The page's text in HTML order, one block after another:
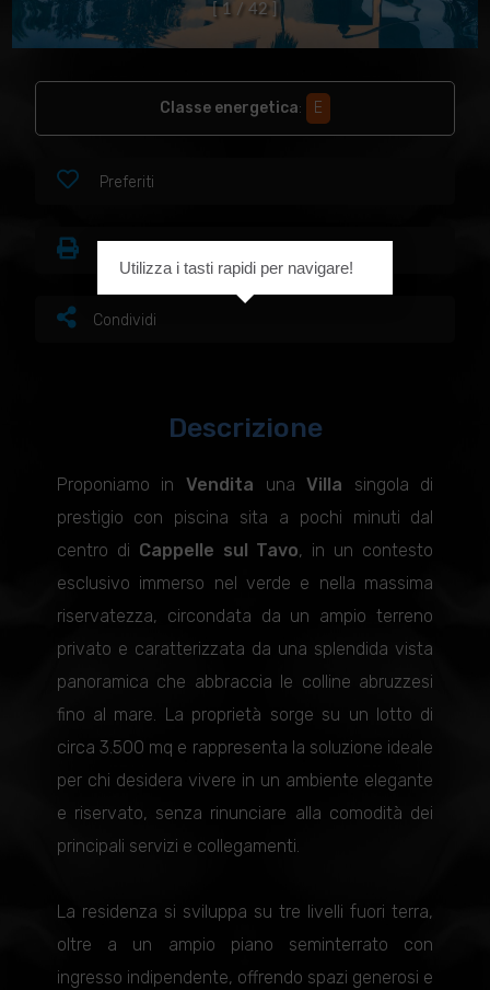
[ 1 / 42
Classe energetica: E
Preferiti
Condividi
Descrizione
Proponiamo in Vendita unaVilla singola di
prestigio con piscina sita a pochi minuti dal
centro di Cappelle sul Tavo, in un contesto
esclusivo immerso nel verde e nella massima
riservatezza, circondata da un ampio terreno
privato e caratterizzata da una splendida vista
panoramica che abbraccia le colline abruzzesi
fino al mare. La proprietà sorge su un lotto di
circa 3.500 mq e rappresenta la soluzione ideale
per chi desidera vivere in un ambiente elegante
e riservato, senza rinunciare alla comodità dei
principali servizi e collegamenti.
La residenza si sviluppa su tre livelli fuori terra,
oltre a un ampio piano seminterrato con
ingresso indipendente, offrendo spazi generosi e
Utilizza i tasti rapidi per navigare!